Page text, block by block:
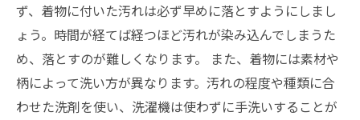
ず、着物に付いた汚れは必ず早めに落とすようにしまし
ょう。時間が経てば経つほど汚れが染み込んでしまうた
め、落とすのが難しくなります。 また、着物には素材や
柄によって洗い方が異なります。汚れの程度や種類に合
わせた洗剤を使い、洗濯機は使わずに手洗いすることが